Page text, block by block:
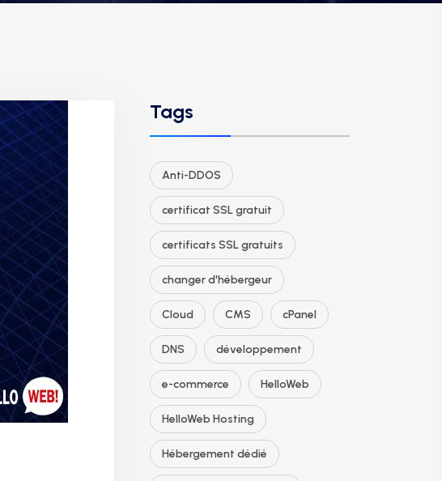
Tags
Anti-DDOS
certificat SSL gratuit
certificats SSL gratuits
changer d'hébergeur
Cloud CMS cPanel
DNS développement
e-commerce HelloWeb
HelloWeb Hosting
Hébergement dédié